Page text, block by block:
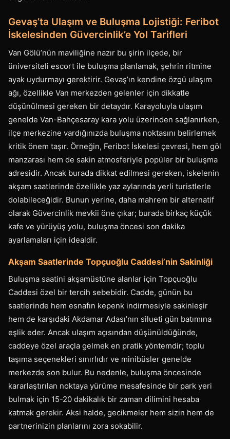
Gevaş’ta Ulaşım ve Buluşma Lojistiği: Feribot
İskelesinden Güvercinlik’e Yol Tarifleri
Van Gölü’nün maviliğine nazır bu şirin ilçede, bir
üniversiteli escort ile buluşma planlamak, şehrin ritmine
ayak uydurmayı gerektirir. Gevaş’ın kendine özgü ulaşım
ağı, özellikle Van merkezden gelenler için dikkatle
düşünülmesi gereken bir detaydır. Karayoluyla ulaşım
genelde Van-Bahçesaray kara yolu üzerinden sağlanırken,
ilçe merkezine vardığınızda buluşma noktasını belirlemek
kritik önem taşır. Örneğin, Feribot İskelesi çevresi, hem göl
manzarası hem de sakin atmosferiyle popüler bir buluşma
adresidir. Ancak burada dikkat edilmesi gereken, iskelenin
akşam saatlerinde özellikle yaz aylarında yerli turistlerle
dolabileceğidir. Bunun yerine, daha mahrem bir alternatif
olarak Güvercinlik mevkii öne çıkar; burada birkaç küçük
kafe ve yürüyüş yolu, buluşma öncesi son dakika
ayarlamaları için idealdir.
Akşam Saatlerinde Topçuoğlu Caddesi’nin Sakinliği
Buluşma saatini akşamüstüne alanlar için Topçuoğlu
Caddesi özel bir tercih sebebidir. Cadde, günün bu
saatlerinde hem esnafın kepenk indirmesiyle sakinleşir
hem de karşıdaki Akdamar Adası’nın silueti gün batımına
eşlik eder. Ancak ulaşım açısından düşünüldüğünde,
caddeye özel araçla gelmek en pratik yöntemdir; toplu
taşıma seçenekleri sınırlıdır ve minibüsler genelde
merkezde son bulur. Bu nedenle, buluşma öncesinde
kararlaştırılan noktaya yürüme mesafesinde bir park yeri
bulmak için 15-20 dakikalık bir zaman dilimini hesaba
katmak gerekir. Aksi halde, gecikmeler hem sizin hem de
partnerinizin planlarını zora sokabilir.